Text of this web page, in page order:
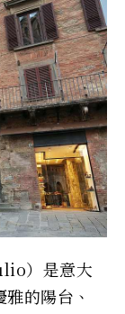
）是意大
的陽台、